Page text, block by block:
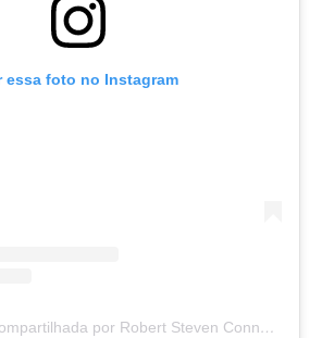
essa foto no Instagram
Uma publicação compartilhada por Robert Steven Connett (@rsconnett)